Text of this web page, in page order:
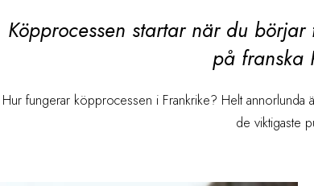
Köpprocessen startar när du
på franska
Hur fungerar köpprocessen i Frankrike? Helt
de viktigaste